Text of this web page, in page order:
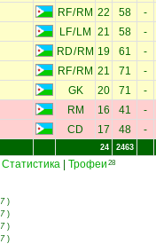
RF/ RM 22 58 -
LF/ LM 21 58 -
RD/ RM 19 61 -
RF/ RM 21 71 -
GK 20 71 -
RM 16 41 -
CD 17 48 -
24 2463
Статистика Трофеи 28
7)
7)
7)
7)